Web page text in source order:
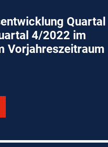
Quartal
4/2022 im
Vorjahreszeitraum